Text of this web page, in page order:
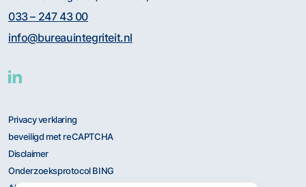
033 – 247 43 00
info@bureauintegriteit.nl
Privacy verklaring
beveiligd met reCAPTCHA
Disclaimer
Onderzoeksprotocol BING